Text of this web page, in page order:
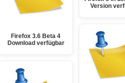
Firefox 3.6 Beta 4
Download verfügbar
Version